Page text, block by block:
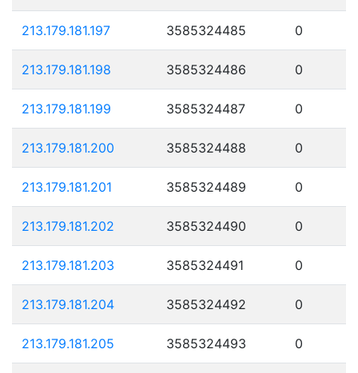
213.179.181.197 3585324485 0
213.179.181.198 3585324486 0
213.179.181.199 3585324487 0
213.179.181.200 3585324488 0
213.179.181.201 3585324489 0
213.179.181.202 3585324490 0
213.179.181.203 3585324491 0
213.179.181.204 3585324492 0
213.179.181.205 3585324493 0